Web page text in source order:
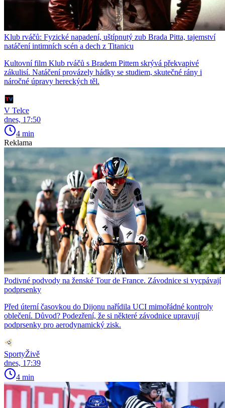
Klub rváčů: Fyzické napadení, uštípnutý zub Brada Pitta, tajemství
natáčení intimních scén a dech z Titanicu
Kultovní film Klub rváčů s Bradem Pittem skrývá překvapivé
zákulisí. Natáčení provázely hádky se studiem, skutečné rány i
náročné úpravy hereckých těl.
V Telce
dnes, 17:50
4 min
Reklama
Podivné podvody na ženské Tour de France. Závodnice si vycpávají
podprsenky
Před úterní časovkou do Dijonu nařídila UCI mimořádné kontroly
oblečení. Důvod? Podezření, že si některé závodnice upravují
podprsenky pro aerodynamický zisk.
SportyŽivě
dnes, 17:39
4 min